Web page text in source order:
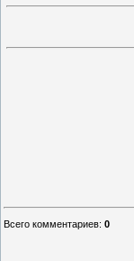
Всего комментариев: 0